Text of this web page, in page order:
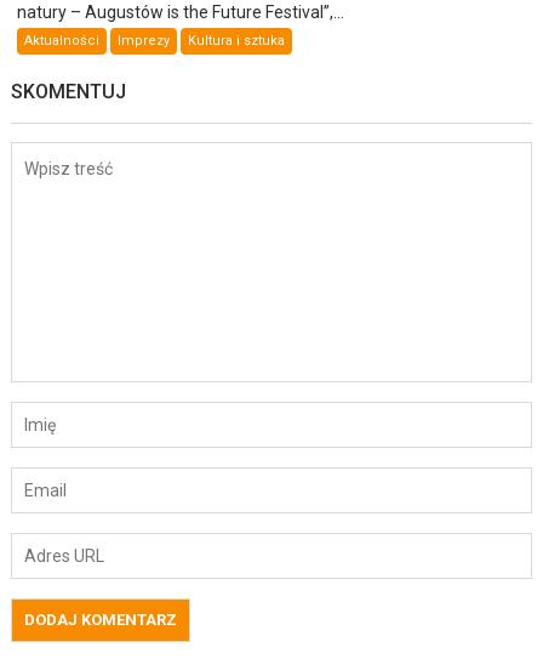
natury – Augustów is the Future Festival”,...
Aktualności Imprezy Kultura i sztuka
SKOMENTUJ